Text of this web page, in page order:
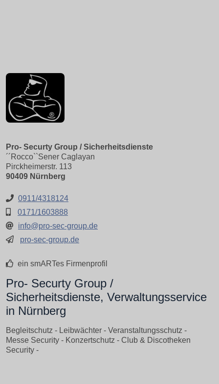
Pro- Securty Group / Sicherheitsdienste
´´Rocco``Sener Caglayan
Pirckheimerstr. 113
90409 Nürnberg
0911/4318124
0171/1603888
info@pro-sec-group.de
pro-sec-group.de
ein smARTes Firmenprofil
Pro- Securty Group /
Sicherheitsdienste, Verwaltungsservice
in Nürnberg
Begleitschutz - Leibwächter - Veranstaltungsschutz -
Messe Security - Konzertschutz - Club & Discotheken
Security -